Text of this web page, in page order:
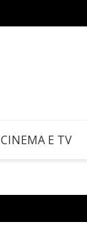
CINEMA E TV